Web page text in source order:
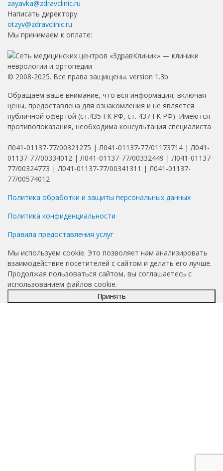
zayavka@zdravclinic.ru
Написать директору
otzyv@zdravclinic.ru
Мы принимаем к оплате:
© 2008-2025. Все права защищены. version 1.3b
Обращаем ваше внимание, что вся информация, включая
цены, предоставлена для ознакомления и не является
публичной офертой (ст.435 ГК РФ, ст. 437 ГК РФ). Имеются
противопоказания, необходима консультация специалиста
Л041-01137-77/00321275 | Л041-01137-77/01173714 | Л041-
01137-77/00334012 | Л041-01137-77/00332449 | Л041-01137-
77/00324773 | Л041-01137-77/00341311 | Л041-01137-
77/00574012
Политика обработки и защиты персональных данных
Политика конфиденциальности
Правила предоставления услуг
Мы используем cookie. Это позволяет нам анализировать
взаимодействие посетителей с сайтом и делать его лучше.
Продолжая пользоваться сайтом, вы соглашаетесь с
использованием файлов cookie.
Принять